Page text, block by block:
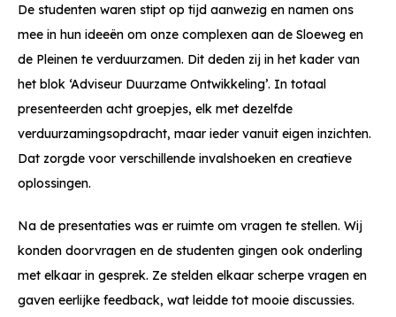
De studenten waren stipt op tijd aanwezig en namen ons
mee in hun ideeën om onze complexen aan de Sloeweg en
de Pleinen te verduurzamen. Dit deden zij in het kader van
het blok ‘Adviseur Duurzame Ontwikkeling’. In totaal
presenteerden acht groepjes, elk met dezelfde
verduurzamingsopdracht, maar ieder vanuit eigen inzichten.
Dat zorgde voor verschillende invalshoeken en creatieve
oplossingen.
Na de presentaties was er ruimte om vragen te stellen. Wij
konden doorvragen en de studenten gingen ook onderling
met elkaar in gesprek. Ze stelden elkaar scherpe vragen en
gaven eerlijke feedback, wat leidde tot mooie discussies.